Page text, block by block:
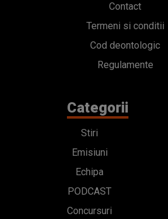
Contact
Termeni si conditii
Cod deontologic
Regulamente
Categorii
Stiri
Emisiuni
Echipa
PODCAST
Concursuri